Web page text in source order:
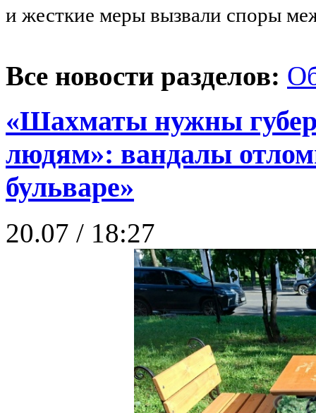
и жесткие меры вызвали споры
Все новости разделов:
«Шахматы нужны
людям»: вандалы
бульваре»
20.07 / 18:27